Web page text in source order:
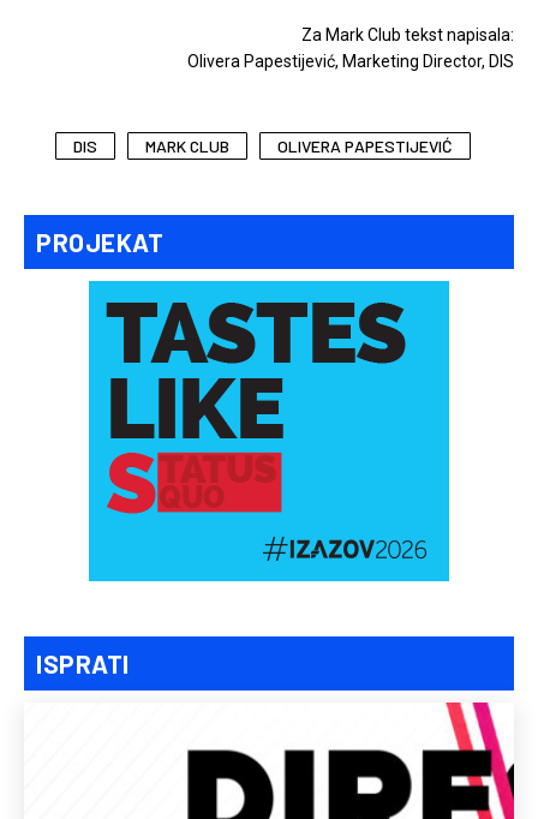
PROJEKAT
ISPRATI
Za Mark Club tekst napisala:
Olivera Papestijević, Marketing Director, DIS
DIS MARK CLUB OLIVERA PAPESTIJEVIĆ